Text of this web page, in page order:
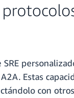
Estas
con